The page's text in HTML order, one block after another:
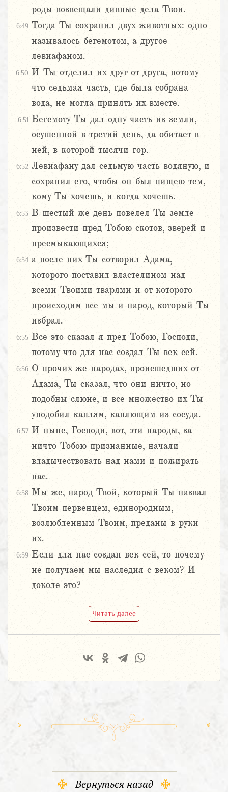
роды возвещали дивные дела Твои.
6:49 Тогда Ты сохранил двух животных: одно
называлось бегемотом, а другое
левиафаном.
6:50 И Ты отделил их друг от друга, потому
что седьмая часть, где была собрана
вода, не могла принять их вместе.
6:51 Бегемоту Ты дал одну часть из земли,
осушенной в третий день, да обитает в
ней, в которой тысячи гор.
6:52 Левиафану дал седьмую часть водяную, и
сохранил его, чтобы он был пищею тем,
кому Ты хочешь, и когда хочешь.
6:53 В шестый же день повелел Ты земле
произвести пред Тобою скотов, зверей и
пресмыкающихся;
6:54 а после них Ты сотворил Адама,
которого поставил властелином над
всеми Твоими тварями и от которого
происходим все мы и народ, который Ты
избрал.
6:55 Все это сказал я пред Тобою, Господи,
потому что для нас создал Ты век сей.
6:56 О прочих же народах, происшедших от
Адама, Ты сказал, что они ничто, но
подобны слюне, и все множество их Ты
уподобил каплям, каплющим из сосуда.
6:57 И ныне, Господи, вот, эти народы, за
ничто Тобою признанные, начали
владычествовать над нами и пожирать
нас.
6:58 Мы же, народ Твой, который Ты назвал
Твоим первенцем, единородным,
возлюбленным Твоим, преданы в руки
их.
6:59 Если для нас создан век сей, то почему
не получаем мы наследия с веком? И
доколе это?
Читать далее
Вернуться назад